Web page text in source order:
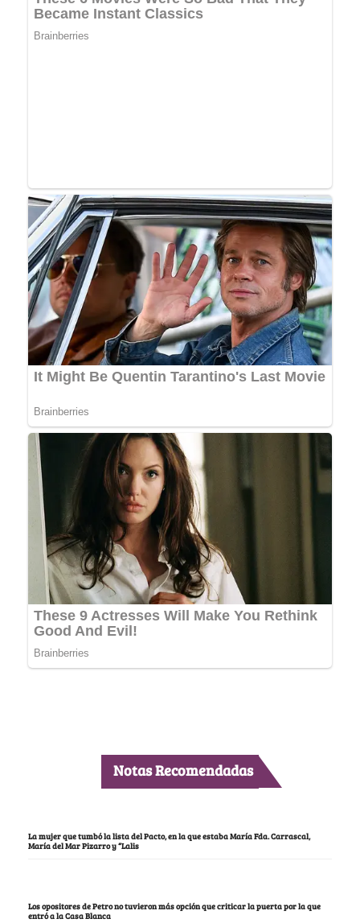
Notas Recomendadas
La mujer que tumbó la lista del Pacto, en la que estaba María Fda. Carrascal,
María del Mar Pizarro y “Lalis
Los opositores de Petro no tuvieron más opción que criticar la puerta por la que
entró a la Casa Blanca